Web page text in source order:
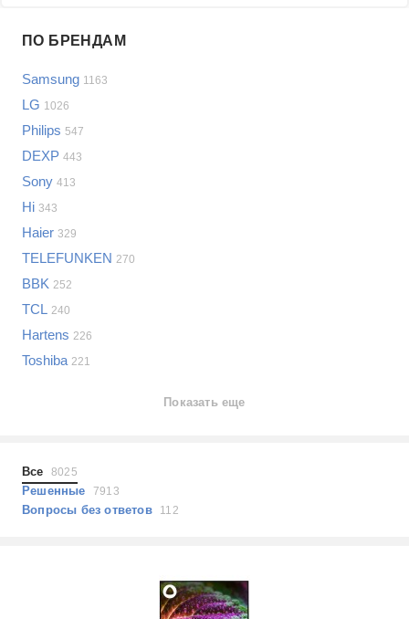
Samsung
LG
Sony
Bosch
Asus
Lenovo
Indesit
JBL
Показать еще
Проблемы по категориям
Сотовые телефоны
Планшеты
Наушники
Выберите...
не включается
самопроизвольное выключение
ПО БРЕНДАМ
Samsung 1163
LG 1026
Philips 547
DEXP 443
Sony 413
Hi 343
Haier 329
TELEFUNKEN 270
BBK 252
TCL 240
Hartens 226
Toshiba 221
Показать еще
Все 8025
Решенные 7913
Вопросы без ответов 112